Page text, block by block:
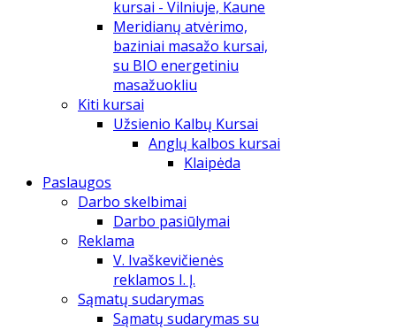
kursai - Vilniuje, Kaune
Meridianų atvėrimo,
baziniai masažo kursai,
su BIO energetiniu
masažuokliu
Kiti kursai
Užsienio Kalbų Kursai
Anglų kalbos kursai
Klaipėda
Paslaugos
Darbo skelbimai
Darbo pasiūlymai
Reklama
V. Ivaškevičienės
reklamos I. Į.
Sąmatų sudarymas
Sąmatų sudarymas su